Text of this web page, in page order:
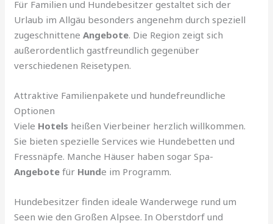
Für Familien und Hundebesitzer gestaltet sich der
Urlaub im Allgäu besonders angenehm durch speziell
zugeschnitteneAngebote. Die Region zeigt sich
außerordentlich gastfreundlich gegenüber
verschiedenen Reisetypen.
Attraktive Familienpakete und hundefreundliche
Optionen
Viele Hotels heißen Vierbeiner herzlich willkommen.
Sie bieten spezielle Services wie Hundebetten und
Fressnäpfe. Manche Häuser haben sogar Spa-
Angebote für Hunde im Programm.
Hundebesitzer finden ideale Wanderwege rund um
Seen wie den Großen Alpsee. In Oberstdorf und